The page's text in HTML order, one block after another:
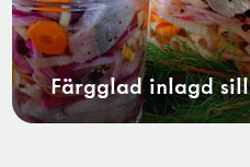
Färgglad inlagd sill